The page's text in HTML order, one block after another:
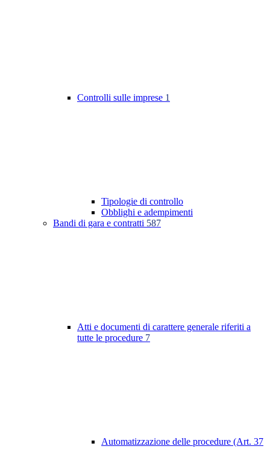
Controlli sulle imprese 1
Tipologie di controllo
Obblighi e adempimenti
Bandi di gara e contratti 587
Atti e documenti di carattere generale riferiti a
tutte le procedure 7
Automatizzazione delle procedure (Art. 37